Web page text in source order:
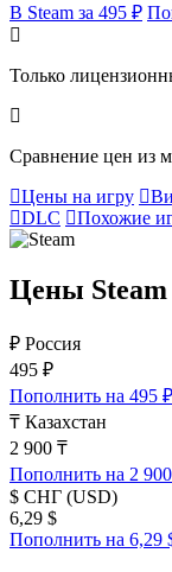
В Steam за 495 ₽
Только
Сравнение цен из
Цены на игру
DLC
Похожие
Цены
₽ Россия
495 ₽
Пополнить на 495 ₽
₸ Казахстан
2 900 ₸
Пополнить на 2
$ СНГ (USD)
6,29 $
Пополнить на 6,29